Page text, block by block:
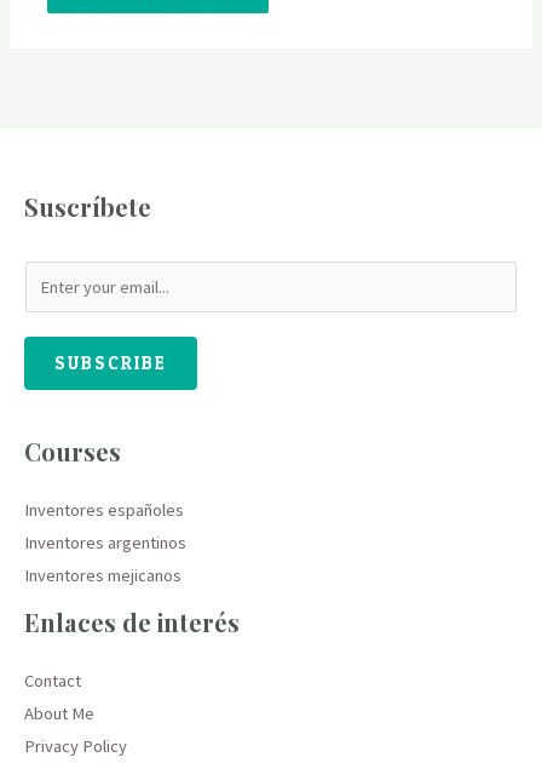
Suscríbete
SUBSCRIBE
Courses
Inventores españoles
Inventores argentinos
Inventores mejicanos
Enlaces de interés
Contact
About Me
Privacy Policy